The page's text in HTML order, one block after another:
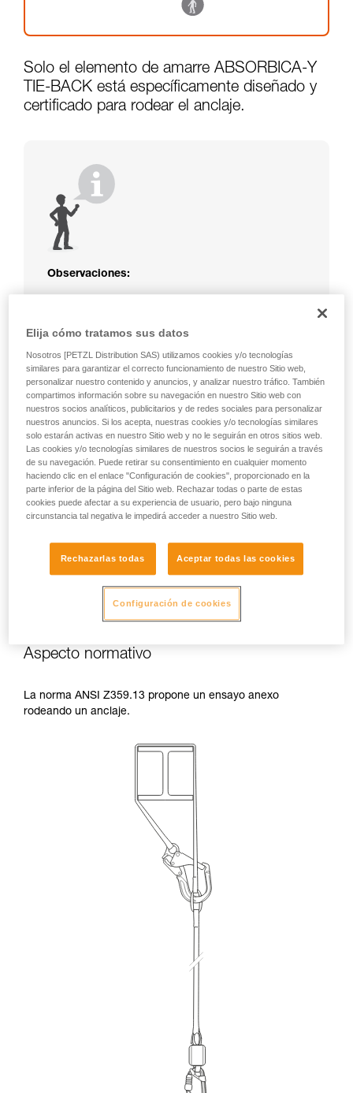
Solo el elemento de amarre ABSORBICA-Y
TIE-BACK está específicamente diseñado y
certificado para rodear el anclaje.
Observaciones:
Atención a los rozamientos con la estructura
amarre.
Atención a las estructuras metálicas que se
pueden calentar al sol, respete las
temperaturas de utilización indicadas en la
ficha técnica del elemento de amarre.
Atención al posicionamiento del conector
durante el rodeo de un anclaje. Las
posibilidades de malos posicionamientos son
numerosas (por ejemplo, palanca, apoyo
sobre una arista, rozamientos sobre el
gatillo).
Aspecto normativo
La norma ANSI Z359.13 propone un ensayo anexo
rodeando un anclaje.
Elija cómo tratamos sus datos
Nosotros [PETZL Distribution SAS) utilizamos cookies y/o tecnologías
similares para garantizar el correcto funcionamiento de nuestro Sitio web,
personalizar nuestro contenido y anuncios, y analizar nuestro tráfico. También
compartimos información sobre su navegación en nuestro Sitio web con
nuestros socios analíticos, publicitarios y de redes sociales para personalizar
nuestros anuncios. Si los acepta, nuestras cookies y/o tecnologías similares
solo estarán activas en nuestro Sitio web y no le seguirán en otros sitios web.
Las cookies y/o tecnologías similares de nuestros socios le seguirán a través
de su navegación. Puede retirar su consentimiento en cualquier momento
haciendo clic en el enlace "Configuración de cookies", proporcionado en la
parte inferior de la página del Sitio web. Rechazar todas o parte de estas
cookies puede afectar a su experiencia de usuario, pero bajo ninguna
circunstancia tal negativa le impedirá acceder a nuestro Sitio web.
Rechazarlas todas Aceptar todas las cookies
Configuración de cookies